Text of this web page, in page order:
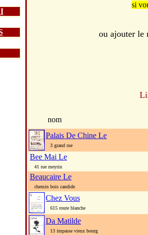
si
ou ajouter le
nom
Palais De Chine Le
3 grand rue
Bee Mai Le
41 rue meyrin
Beaucaire Le
chemin bois candide
Chez Vous
615 route blanche
Da Matilde
13 impasse vieux bourg